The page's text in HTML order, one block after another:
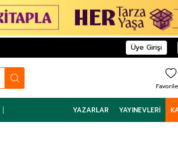
Üye Girişi
YAZARLAR YAYINEVLERI